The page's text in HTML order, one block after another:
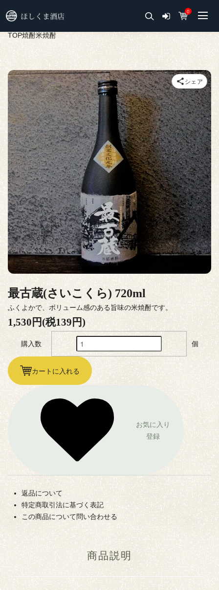
0
TOP焼酎米焼酎
最古蔵(さいこくら) 720ml
ふくよかで、ボリューム感のある旨味の米焼酎です。
1,530円(税139円)
購入数 個
カートに入れる
お気に入り
登録
返品について
特定商取引法に基づく表記
この商品について問い合わせる
シェア
商品説明